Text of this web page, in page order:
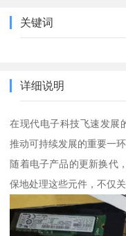
关键词
详细说明
在现代电子科技飞速发展
推动可持续发展的重要一环
随着电子产品的更新换代
保地处理这些元件，不仅